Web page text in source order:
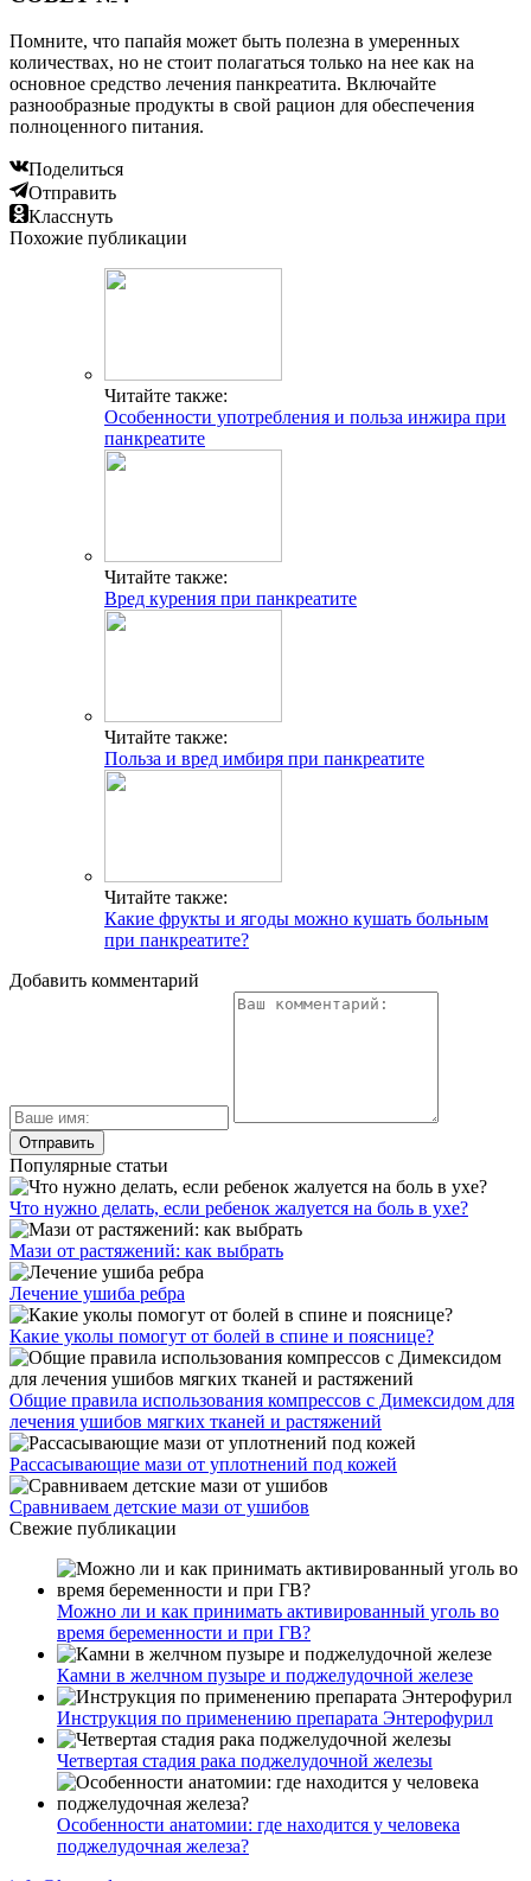
Помните, что папайя может быть полезна в умеренных
количествах, но не стоит полагаться только на нее как на
основное средство лечения панкреатита. Включайте
разнообразные продукты в свой рацион для обеспечения
полноценного питания.
Поделиться
Отправить
Класснуть
Похожие публикации
Читайте также:
Особенности употребления и польза инжира при
панкреатите
Читайте также:
Вред курения при панкреатите
Читайте также:
Польза и вред имбиря при панкреатите
Читайте также:
Какие фрукты и ягоды можно кушать больным
при панкреатите?
Добавить комментарий
Популярные статьи
Что нужно делать, если ребенок жалуется на боль в ухе?
Мази от растяжений: как выбрать
Лечение ушиба ребра
Какие уколы помогут от болей в спине и пояснице?
Общие правила использования компрессов с Димексидом для
лечения ушибов мягких тканей и растяжений
Рассасывающие мази от уплотнений под кожей
Сравниваем детские мази от ушибов
Свежие публикации
Можно ли и как принимать активированный уголь во
время беременности и при ГВ?
Камни в желчном пузыре и поджелудочной железе
Инструкция по применению препарата Энтерофурил
Четвертая стадия рака поджелудочной железы
Особенности анатомии: где находится у человека
поджелудочная железа?